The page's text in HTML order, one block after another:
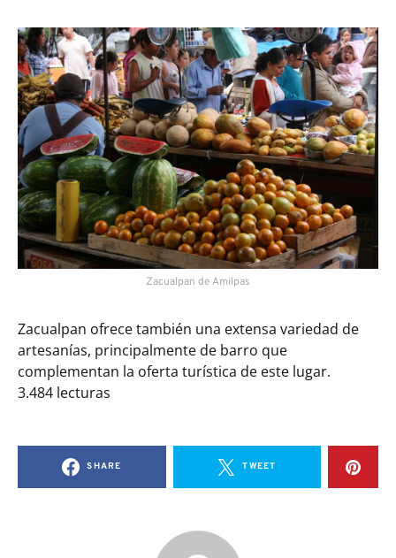
Zacualpan de Amilpas
Zacualpan ofrece también una extensa variedad de
artesanías, principalmente de barro que
complementan la oferta turística de este lugar.
3.484 lecturas
SHARE TWEET